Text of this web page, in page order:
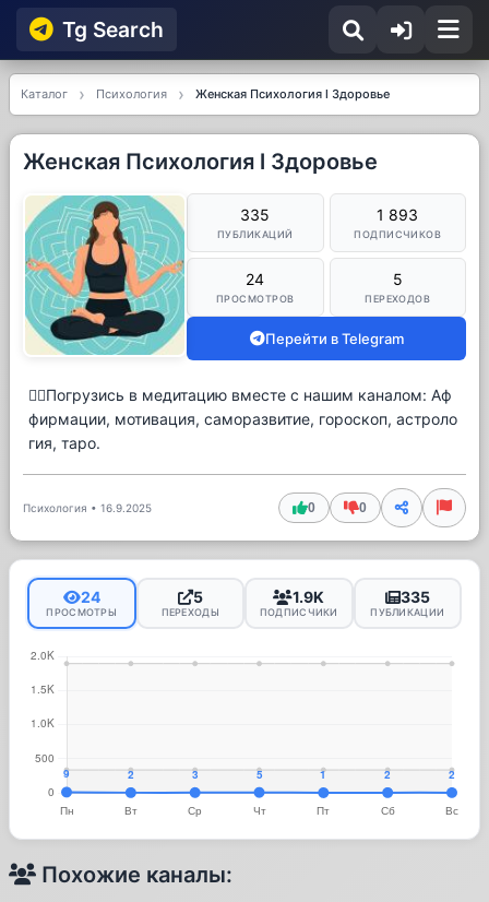
Tg Searсh
Каталог Психология Женская Психология l Здоровье
Женская Психология l Здоровье
335
ПУБЛИКАЦИЙ
1 893
ПОДПИСЧИКОВ
24
ПРОСМОТРОВ
5
ПЕРЕХОДОВ
Перейти в Telegram
🧘‍♀️Погрузись в медитацию вместе с нашим каналом: Аф
фирмации, мотивация, саморазвитие, гороскоп, астроло
гия, таро.
Психология • 16.9.2025 0 0
24
ПРОСМОТРЫ
5
ПЕРЕХОДЫ
1.9K
ПОДПИСЧИКИ
335
ПУБЛИКАЦИИ
Похожие каналы: